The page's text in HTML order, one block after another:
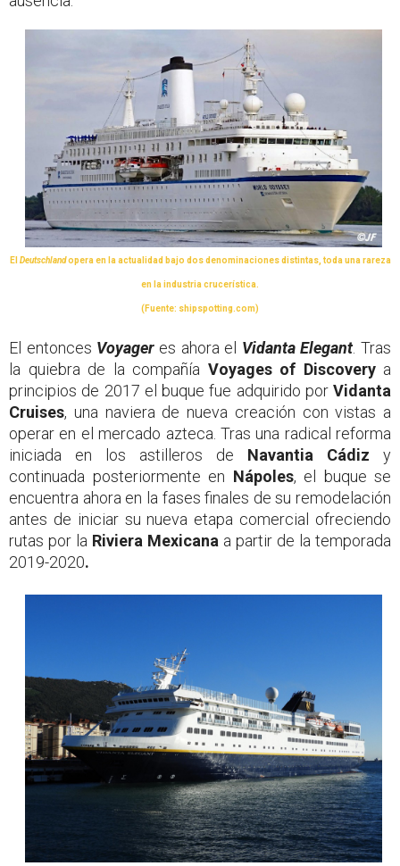
El Deutschlandopera en la actualidad bajo dos denominaciones distintas, toda una rareza
en la industria crucerística.
(Fuente: shipspotting.com)
El entonces Voyageres ahora el Vidanta Elegant. Tras
la quiebra de la compañía Voyages of Discoverya
principios de 2017 el buque fue adquirido por Vidanta
Cruises, una naviera de nueva creación con vistas a
operar en el mercado azteca. Tras una radical reforma
iniciada en los astilleros de Navantia Cádiz y
continuada posteriormente en Nápoles, el buque se
encuentra ahora en la fases finales de su remodelación
antes de iniciar su nueva etapa comercial ofreciendo
rutas por la Riviera Mexicana a partir de la temporada
2019-2020.